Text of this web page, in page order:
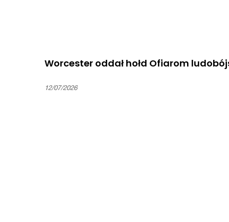
Worcester oddał hołd Ofiarom
12/07/2026